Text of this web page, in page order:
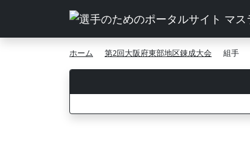
ホーム 第2回大阪府東部地区錬成大会 組手